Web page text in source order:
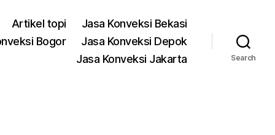
Artikel topi
Jasa Konveksi Bekasi
Bogor
Jasa Konveksi Depok
Jasa Konveksi Jakarta
Search